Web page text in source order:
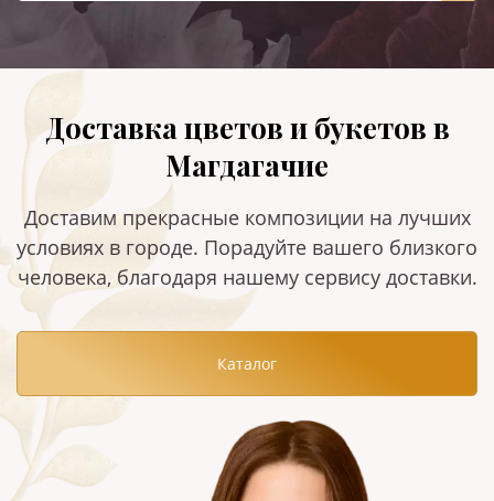
Доставка цветов и букетов в
Магдагачие
Доставим прекрасные композиции на лучших
условиях в городе. Порадуйте вашего близкого
человека, благодаря нашему сервису доставки.
Каталог